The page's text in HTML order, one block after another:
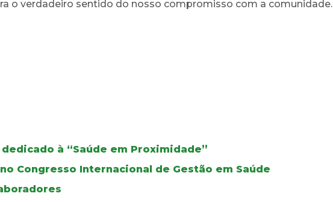
o verdadeiro sentido do nosso compromisso com a comunidade.
à “Saúde em Proximidade”
Congresso Internacional de Gestão em Saúde